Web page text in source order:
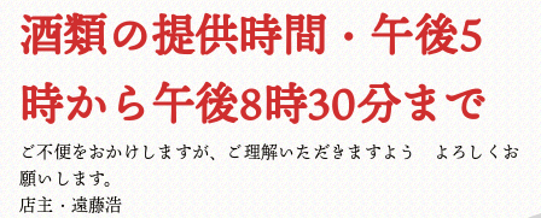
酒類の提供時間・午後5
時から午後8時30分まで
ご不便をおかけしますが、ご理解いただきますよう よろしくお
願いします。
店主・遠藤浩